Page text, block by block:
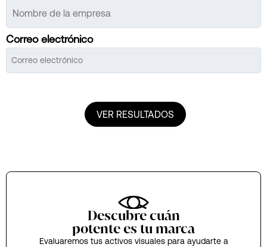
Correo electrónico
Descubre cuán
potente es tu marca
Evaluaremos tus activos visuales para ayudarte a